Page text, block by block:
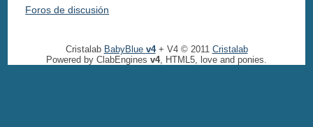
Foros de discusión
Cristalab BabyBlue v4+ V4 © 2011 Cristalab
Powered by ClabEngines v4, HTML5, love and ponies.